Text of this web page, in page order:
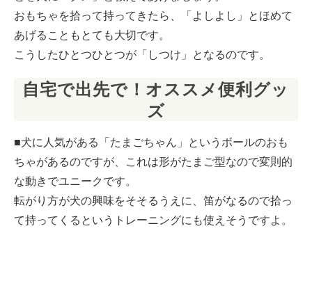
おもちゃを拾って持ってきたら、「よしよし」とほめて
あげることもとても大切です。
こうしたひとつひとつが「しつけ」となるのです。
自宅で出先で！オススメ便利グッ
ズ
■犬に人気がある「たまごちゃん」というボールのおも
ちゃがあるのですが、これは形がたまご型なので変則的
な動きでユニークです。
転がり方が犬の興味をそそるうえに、笛がなるので拾っ
て持ってくるというトレーニングにも使えそうですよ。